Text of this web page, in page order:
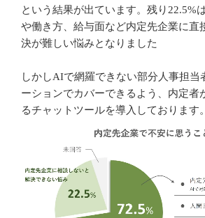
という結果が出ています。残り22.5%
や働き⽅、給与⾯など内定先企業に直
決が難しい悩みとなりました
しかしAIで網羅できない部分⼈事担当
ーションでカバーできるよう、内定者
るチャットツールを導入しております。